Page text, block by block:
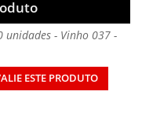
unidades - Vinho 037 -
ESTE PRODUTO